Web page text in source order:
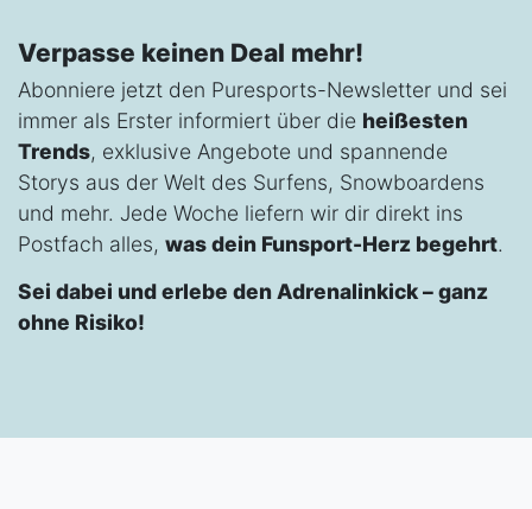
Verpasse keinen Deal mehr!
Abonniere jetzt den Puresports-Newsletter und sei
immer als Erster informiert über die heißesten
Trends, exklusive Angebote und spannende
Storys aus der Welt des Surfens, Snowboardens
und mehr. Jede Woche liefern wir dir direkt ins
Postfach alles, was dein Funsport-Herz begehrt.
Sei dabei und erlebe den Adrenalinkick – ganz
ohne Risiko!